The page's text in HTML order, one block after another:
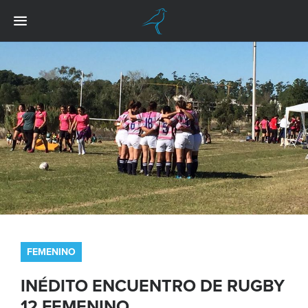
FEMENINO
INÉDITO ENCUENTRO DE RUGBY